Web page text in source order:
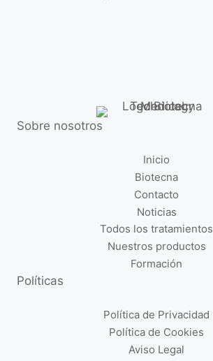
Sobre nosotros
Inicio
Biotecna
Contacto
Noticias
Todos los tratamientos
Nuestros productos
Formación
Políticas
Política de Privacidad
Política de Cookies
Aviso Legal